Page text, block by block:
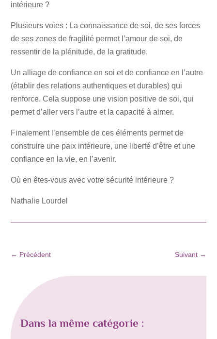
intérieure ?
Plusieurs voies : La connaissance de soi, de ses forces
de ses zones de fragilité permet l’amour de soi, de
ressentir de la plénitude, de la gratitude.
Un alliage de confiance en soi et de confiance en l’autre
(établir des relations authentiques et durables) qui
renforce. Cela suppose une vision positive de soi, qui
permet d’aller vers l’autre et la capacité à aimer.
Finalement l’ensemble de ces éléments permet de
construire une paix intérieure, une liberté d’être et une
confiance en la vie, en l’avenir.
Où en êtes-vous avec votre sécurité intérieure ?
Nathalie Lourdel
← Précédent Suivant→
Dans la même catégorie :